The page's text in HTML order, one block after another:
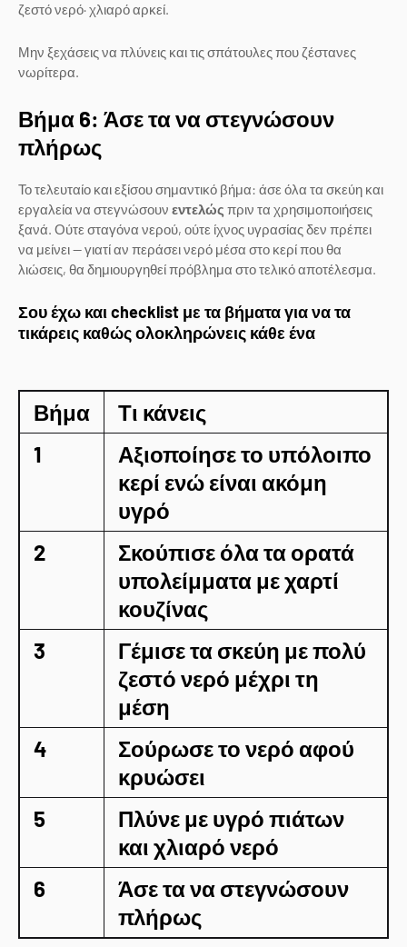
ζεστό νερό· χλιαρό αρκεί.
Μην ξεχάσεις να πλύνεις και τις σπάτουλες που ζέστανες
νωρίτερα.
Βήμα 6: Άσε τα να στεγνώσουν
πλήρως
Το τελευταίο και εξίσου σημαντικό βήμα: άσε όλα τα σκεύη και
εργαλεία να στεγνώσουν εντελώς πριν τα χρησιμοποιήσεις
ξανά. Ούτε σταγόνα νερού, ούτε ίχνος υγρασίας δεν πρέπει
να μείνει — γιατί αν περάσει νερό μέσα στο κερί που θα
λιώσεις, θα δημιουργηθεί πρόβλημα στο τελικό αποτέλεσμα.
Σου έχω και checklist με τα βήματα για να τα
τικάρεις καθώς ολοκληρώνεις κάθε ένα
Βήμα
Τι κάνεις
1
Αξιοποίησε το υπόλοιπο
κερί ενώ είναι ακόμη
υγρό
2
Σκούπισε όλα τα ορατά
υπολείμματα με χαρτί
κουζίνας
3
Γέμισε τα σκεύη με πολύ
ζεστό νερό μέχρι τη
μέση
4
Σούρωσε το νερό αφού
κρυώσει
5
Πλύνε με υγρό πιάτων
και χλιαρό νερό
6
Άσε τα να στεγνώσουν
πλήρως